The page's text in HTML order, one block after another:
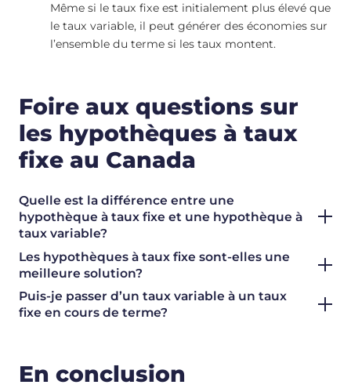
Même si le taux fixe est initialement plus élevé que
le taux variable, il peut générer des économies sur
l’ensemble du terme si les taux montent.
Foire aux questions sur
les hypothèques à taux
fixe au Canada
Quelle est la différence entre une
hypothèque à taux fixe et une hypothèque à
taux variable?
Les hypothèques à taux fixe sont-elles une
meilleure solution?
Puis-je passer d’un taux variable à un taux
fixe en cours de terme?
En conclusion